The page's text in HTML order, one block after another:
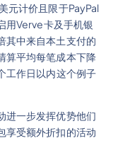
元计价且限于PayPal
用Verve卡及手机银
其中来自本土支付的
算平均每笔成本下降
工作日以内这个例子
进一步发挥优势他们
享受额外折扣的活动